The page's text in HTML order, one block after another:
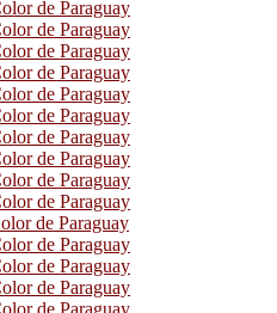
de Paraguay
de Paraguay
de Paraguay
de Paraguay
de Paraguay
de Paraguay
de Paraguay
de Paraguay
de Paraguay
de Paraguay
de Paraguay
de Paraguay
de Paraguay
de Paraguay
de Paraguay